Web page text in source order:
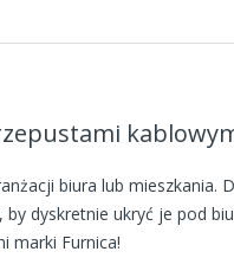
biura lub mieszkania.
dyskretnie ukryć je pod
marki Furnica!